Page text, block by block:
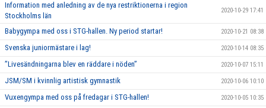
Information med anledning av de nya restriktionerna i region
Stockholms län
2020-10-29 17:41
Babygympa med oss i STG-hallen. Ny period startar! 2020-10-21 08:38
Svenska juniormästare i lag! 2020-10-14 08:35
”Livesändningarna blev en räddare i nöden” 2020-10-07 15:11
JSM/SM i kvinnlig artistisk gymnastik 2020-10-06 10:10
Vuxengympa med oss på fredagar i STG-hallen! 2020-10-05 10:35